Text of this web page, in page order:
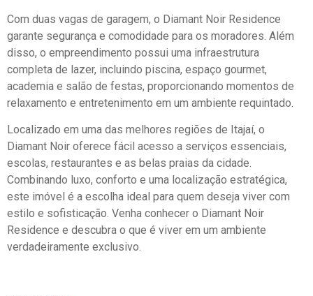
Com duas vagas de garagem, o Diamant Noir Residence
garante segurança e comodidade para os moradores. Além
disso, o empreendimento possui uma infraestrutura
completa de lazer, incluindo piscina, espaço gourmet,
academia e salão de festas, proporcionando momentos de
relaxamento e entretenimento em um ambiente requintado.
Localizado em uma das melhores regiões de Itajaí, o
Diamant Noir oferece fácil acesso a serviços essenciais,
escolas, restaurantes e as belas praias da cidade.
Combinando luxo, conforto e uma localização estratégica,
este imóvel é a escolha ideal para quem deseja viver com
estilo e sofisticação. Venha conhecer o Diamant Noir
Residence e descubra o que é viver em um ambiente
verdadeiramente exclusivo.